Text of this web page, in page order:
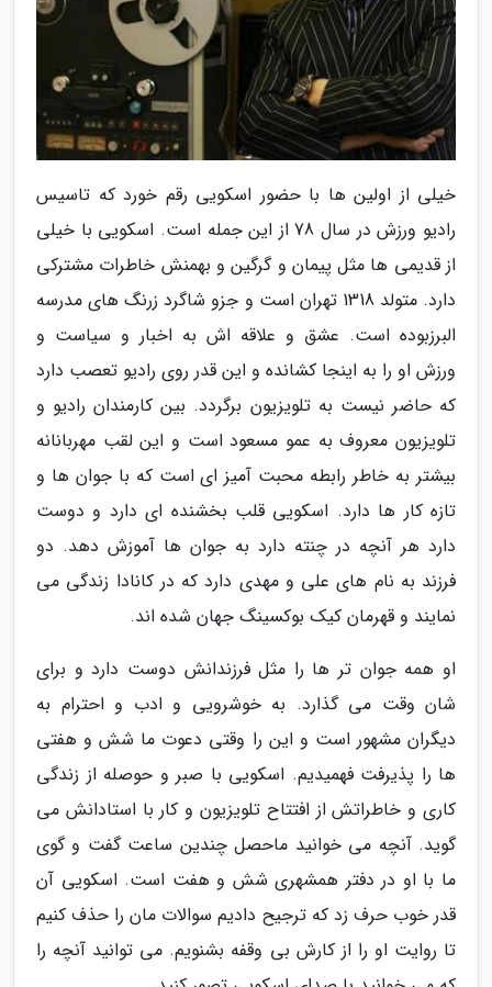
خیلی از اولین ها با حضور اسکویی رقم خورد که تاسیس
رادیو ورزش در سال 78 از این جمله است. اسکویی با خیلی
از قدیمی ها مثل پیمان و گرگین و بهمنش خاطرات مشترکی
دارد. متولد 1318 تهران است و جزو شاگرد زرنگ های مدرسه
البرزبوده است. عشق و علاقه اش به اخبار و سیاست و
ورزش او را به اینجا کشانده و این قدر روی رادیو تعصب دارد
که حاضر نیست به تلویزیون برگردد. بین کارمندان رادیو و
تلویزیون معروف به عمو مسعود است و این لقب مهربانانه
بیشتر به خاطر رابطه محبت آمیز ای است که با جوان ها و
تازه کار ها دارد. اسکویی قلب بخشنده ای دارد و دوست
دارد هر آنچه در چنته دارد به جوان ها آموزش دهد. دو
فرزند به نام های علی و مهدی دارد که در کانادا زندگی می
نمایند و قهرمان کیک بوکسینگ جهان شده اند.
او همه جوان تر ها را مثل فرزندانش دوست دارد و برای
شان وقت می گذارد. به خوشرویی و ادب و احترام به
دیگران مشهور است و این را وقتی دعوت ما شش و هفتی
ها را پذیرفت فهمیدیم. اسکویی با صبر و حوصله از زندگی
کاری و خاطراتش از افتتاح تلویزیون و کار با استادانش می
گوید. آنچه می خوانید ماحصل چندین ساعت گفت و گوی
ما با او در دفتر همشهری شش و هفت است. اسکویی آن
قدر خوب حرف زد که ترجیح دادیم سوالات مان را حذف کنیم
تا روایت او را از کارش بی وقفه بشنویم. می توانید آنچه را